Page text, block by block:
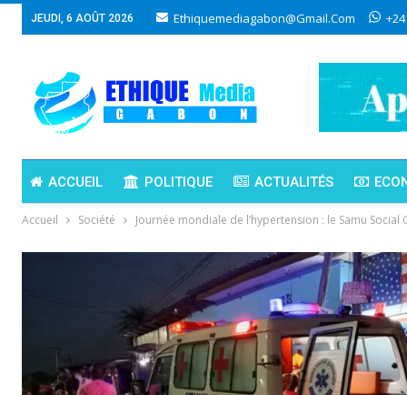
JEUDI, 6 AOÛT 2026 Ethiquemediagabon@gmail.com
ACCUEIL POLITIQUE ACTUALITÉS
Accueil Société Journée mondiale de l’hypertension : le Samu